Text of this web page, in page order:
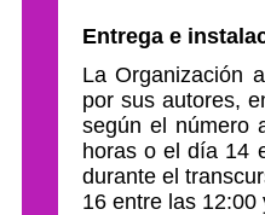
Entrega e
La Organización
por sus autores,
según el número
horas o el día 14
durante el
16 entre las 12:00